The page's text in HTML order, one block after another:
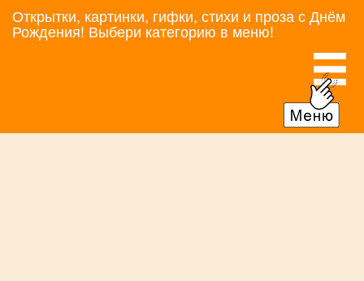
Открытки, картинки, гифки, стихи и проза с Днём
Рождения! Выбери категорию в меню!